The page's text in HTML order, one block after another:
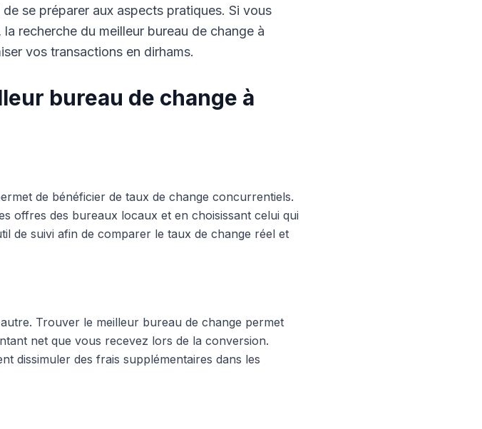
se préparer aux aspects pratiques. Si vous
recherche du meilleur bureau de change à
vos transactions en dirhams.
bureau de change à
de bénéficier de taux de change concurrentiels.
offres des bureaux locaux et en choisissant celui qui
de suivi afin de comparer le taux de change réel et
Trouver le meilleur bureau de change permet
net que vous recevez lors de la conversion.
dissimuler des frais supplémentaires dans les